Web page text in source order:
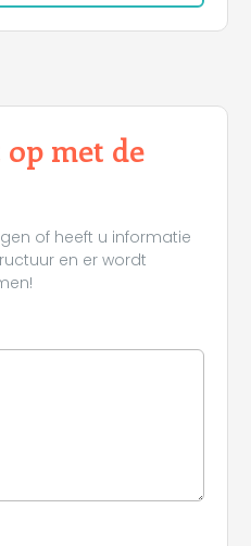
met de
of heeft u informatie
en er wordt